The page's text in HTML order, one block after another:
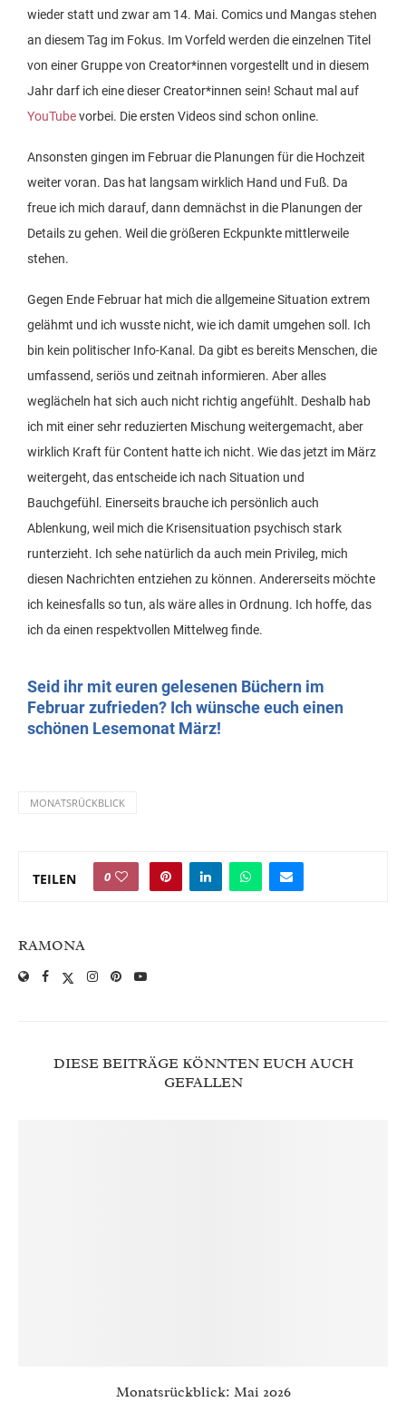
wieder statt und zwar am 14. Mai. Comics und Mangas stehen
an diesem Tag im Fokus. Im Vorfeld werden die einzelnen Titel
von einer Gruppe von Creator*innen vorgestellt und in diesem
Jahr darf ich eine dieser Creator*innen sein! Schaut mal auf
YouTubevorbei. Die ersten Videos sind schon online.
Ansonsten gingen im Februar die Planungen für die Hochzeit
weiter voran. Das hat langsam wirklich Hand und Fuß. Da
freue ich mich darauf, dann demnächst in die Planungen der
Details zu gehen. Weil die größeren Eckpunkte mittlerweile
stehen.
Gegen Ende Februar hat mich die allgemeine Situation extrem
gelähmt und ich wusste nicht, wie ich damit umgehen soll. Ich
bin kein politischer Info-Kanal. Da gibt es bereits Menschen, die
umfassend, seriös und zeitnah informieren. Aber alles
weglächeln hat sich auch nicht richtig angefühlt. Deshalb hab
ich mit einer sehr reduzierten Mischung weitergemacht, aber
wirklich Kraft für Content hatte ich nicht. Wie das jetzt im März
weitergeht, das entscheide ich nach Situation und
Bauchgefühl. Einerseits brauche ich persönlich auch
Ablenkung, weil mich die Krisensituation psychisch stark
runterzieht. Ich sehe natürlich da auch mein Privileg, mich
diesen Nachrichten entziehen zu können. Andererseits möchte
ich keinesfalls so tun, als wäre alles in Ordnung. Ich hoffe, das
ich da einen respektvollen Mittelweg finde.
Seid ihr mit euren gelesenen Büchern im
Februar zufrieden? Ich wünsche euch einen
schönen Lesemonat März!
MONATSRÜCKBLICK
TEILEN 0
RAMONA
DIESE BEITRÄGE KÖNNTEN EUCH AUCH
GEFALLEN
Monatsrückblick: Mai 2026